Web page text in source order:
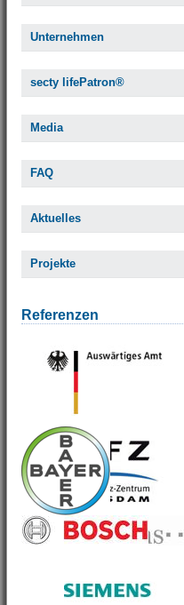
Unternehmen
secty lifePatron®
Media
FAQ
Aktuelles
Projekte
Referenzen